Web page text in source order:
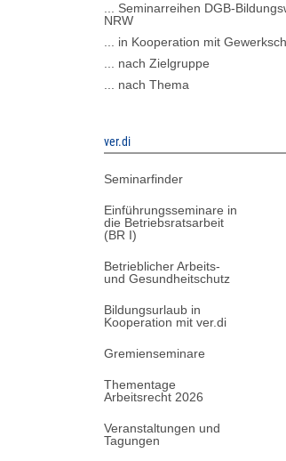
... Seminarreihen DGB-
NRW
... in Kooperation mit
... nach Zielgruppe
... nach Thema
ver.di
Seminarfinder
Einführungsseminare in
die Betriebsratsarbeit
(BR I)
Betrieblicher Arbeits-
und Gesundheitschutz
Bildungsurlaub in
Kooperation mit ver.di
Gremienseminare
Thementage
Arbeitsrecht 2026
Veranstaltungen und
Tagungen